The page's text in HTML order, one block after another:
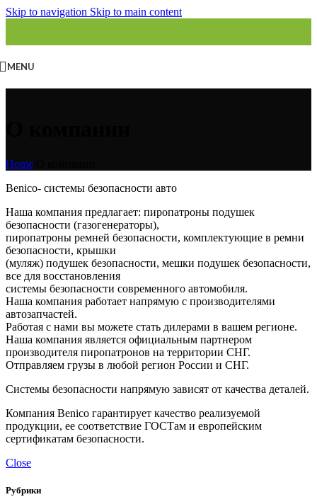
Skip to navigation Skip to main content
MENU
Home
Benico- системы безопасности авто
Наша компания предлагает: пиропатроны подушек
безопасности (газогенераторы),
пиропатроны ремней безопасности, комплектующие в ремни
безопасности, крышки
(муляж) подушек безопасности, мешки подушек безопасности,
все для восстановления
системы безопасности современного автомобиля.
Наша компания работает напрямую с производителями
автозапчастей.
Работая с нами вы можете стать дилерами в вашем регионе.
Наша компания является официальным партнером
производителя пиропатронов на территории СНГ.
Отправляем грузы в любой регион России и СНГ.
Системы безопасности напрямую зависят от качества деталей.
Компания Benico гарантирует качество реализуемой
продукции, ее соответствие ГОСТам и европейским
сертификатам безопасности.
Close
Рубрики